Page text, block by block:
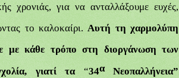
χρονιάς, για να ανταλλάξουμε ευχές,
το καλοκαίρι. Αυτή τη χαρμολύπη
με κάθε τρόπο στη διοργάνωση των
γιατί τα “34αΝεοπαλλήνεια”